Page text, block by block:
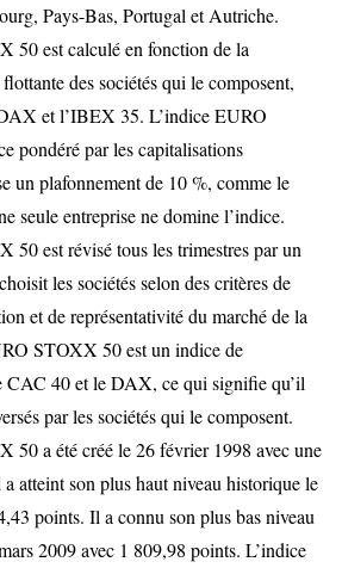
Pays-Bas, Portugal et Autriche.
50 est calculé en fonction de la
des sociétés qui le composent,
et l’IBEX 35. L’indice EURO
pondéré par les capitalisations
un plafonnement de 10 %, comme le
seule entreprise ne domine l’indice.
50 est révisé tous les trimestres par un
les sociétés selon des critères de
et de représentativité du marché de la
STOXX 50 est un indice de
CAC 40 et le DAX, ce qui signifie qu’il
par les sociétés qui le composent.
50 a été créé le 26 février 1998 avec une
atteint son plus haut niveau historique le
points. Il a connu son plus bas niveau
2009 avec 1 809,98 points. L’indice